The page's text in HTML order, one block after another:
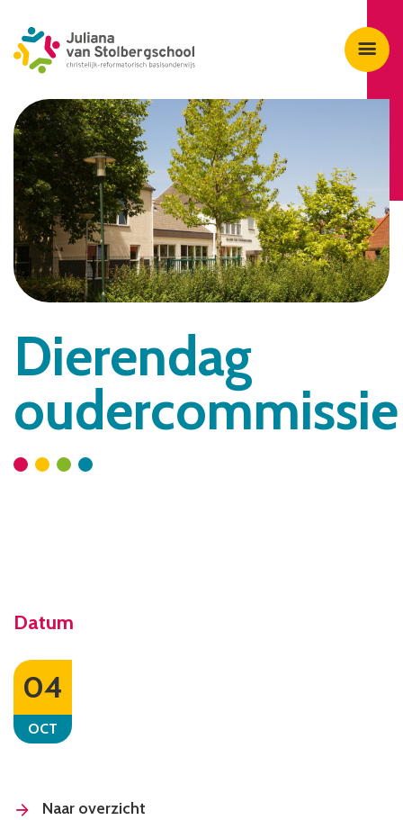
Dierendag
oudercommissie
Datum
04
OCT
Naar overzicht